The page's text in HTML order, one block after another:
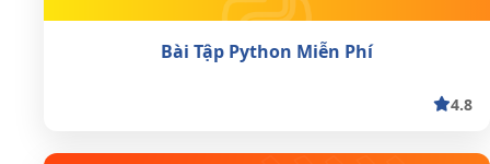
Bài Tập Python Miễn Phí
4.8